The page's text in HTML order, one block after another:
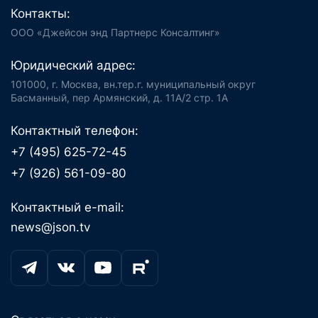
Контакты:
ООО «Джейсон энд Партнерс Консалтинг»
Юридический адрес:
101000, г. Москва, вн.тер.г. муниципальный округ
Басманный, пер Армянский, д. 11А/2 стр. 1А
Контактный телефон:
+7 (495) 625-72-45
+7 (926) 561-09-80
Контактный e-mail:
news@json.tv